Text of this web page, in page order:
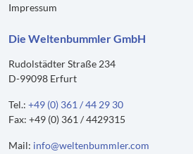
Impressum
Die Weltenbummler GmbH
Rudolstädter Straße 234
D-99098 Erfurt
Tel.: +49 (0) 361 / 44 29 30
Fax: +49 (0) 361 / 4429315
Mail: info@weltenbummler.com